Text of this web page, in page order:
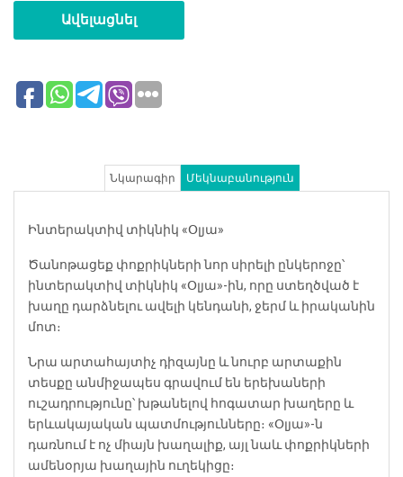
Ավելացնել
Նկարագիր Մեկնաբանություն
Ինտերակտիվ տիկնիկ «Օլյա»
Ծանոթացեք փոքրիկների նոր սիրելի ընկերոջը՝
ինտերակտիվ տիկնիկ «Օլյա»-ին, որը ստեղծված է
խաղը դարձնելու ավելի կենդանի, ջերմ և իրականին
մոտ։
Նրա արտահայտիչ դիզայնը և նուրբ արտաքին
տեսքը անմիջապես գրավում են երեխաների
ուշադրությունը՝ խթանելով հոգատար խաղերը և
երևակայական պատմությունները։ «Օլյա»-ն
դառնում է ոչ միայն խաղալիք, այլ նաև փոքրիկների
ամենօրյա խաղային ուղեկիցը։